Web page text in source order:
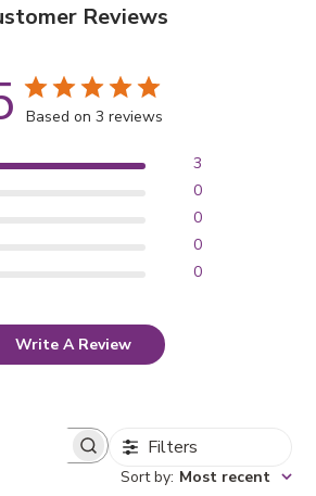
Reviews
Based on 3 reviews
3
0
0
0
0
Write A Review
Filters
Sort by: Most recent